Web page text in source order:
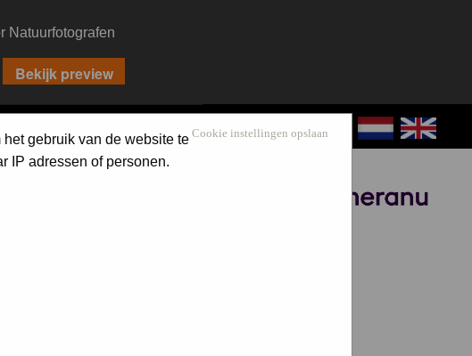
Natuurfotografen
Cookie instellingen opslaan
gebruik van de website te
IP adressen of personen.